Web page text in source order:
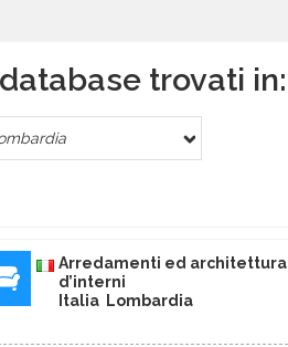
trovati in:
Arredamenti ed architettura
d’interni
Italia Lombardia